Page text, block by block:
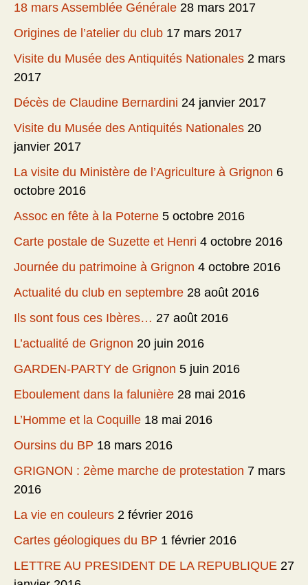
18 mars Assemblée Générale 28 mars 2017
Origines de l’atelier du club 17 mars 2017
Visite du Musée des Antiquités Nationales 2 mars
2017
Décès de Claudine Bernardini 24 janvier 2017
Visite du Musée des Antiquités Nationales 20
janvier 2017
La visite du Ministère de l’Agriculture à Grignon 6
octobre 2016
Assoc en fête à la Poterne 5 octobre 2016
Carte postale de Suzette et Henri 4 octobre 2016
Journée du patrimoine à Grignon 4 octobre 2016
Actualité du club en septembre 28 août 2016
Ils sont fous ces Ibères… 27 août 2016
L’actualité de Grignon 20 juin 2016
GARDEN-PARTY de Grignon 5 juin 2016
Eboulement dans la falunière 28 mai 2016
L’Homme et la Coquille 18 mai 2016
Oursins du BP 18 mars 2016
GRIGNON : 2ème marche de protestation 7 mars
2016
La vie en couleurs 2 février 2016
Cartes géologiques du BP 1 février 2016
LETTRE AU PRESIDENT DE LA REPUBLIQUE 27